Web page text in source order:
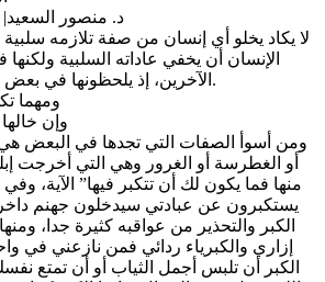
د. منصور السعيد| الثلاثاء
لا يكاد يخلو أي إنسان من صفة تلازمه سلبية
الإنسان أن يخفي عاداته السلبية
الآخرين، إذ يلحظونها في بعض تصرفاته وفلتات لسانه.
ومهما
وإن
ومن أسوأ الصفات التي تجدها في البعض هي
أو الغطرسة أو الغرور وهي التي أخرجت
منها فما يكون لك أن تتكبر فيها” الآية، وفي
يستكبرون عن عبادتي سيدخلون جهنم
الكبر والتحذير من عواقبه كثيرة جدا،
إزاري والكبرياء ردائي فمن نازعني في
الكبر أن تلبس أجمل الثياب أو أن تمتع